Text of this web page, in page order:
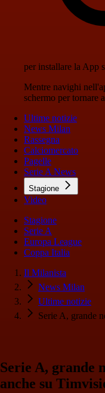
per installare la App
Mentre navighi
schermo per tornare
Ultime notizie
News Milan
Rassegna
Calciomercato
Pagelle
Serie A News
Stagione
Video
Stagione
Serie A
Europa League
Coppa Italia
Il Milanista
News Milan
Ultime notizie
Serie A, grande
Serie A, grande
anche su